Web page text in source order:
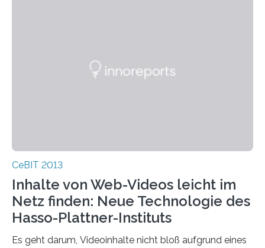
CeBIT 2013
Inhalte von Web-Videos leicht im
Netz finden: Neue Technologie des
Hasso-Plattner-Instituts
Es geht darum, Videoinhalte nicht bloß aufgrund eines